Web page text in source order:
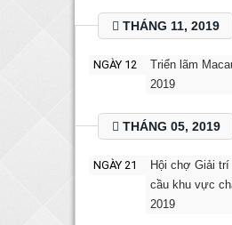
THÁNG 11, 2019
NGÀY 12
Triển lãm
2019
THÁNG 05, 2019
NGÀY 21
Hội chợ Giải
cầu khu vực
2019